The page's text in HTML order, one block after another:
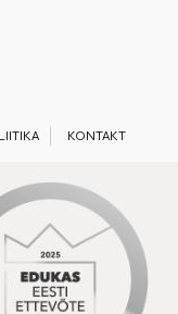
KONTAKT